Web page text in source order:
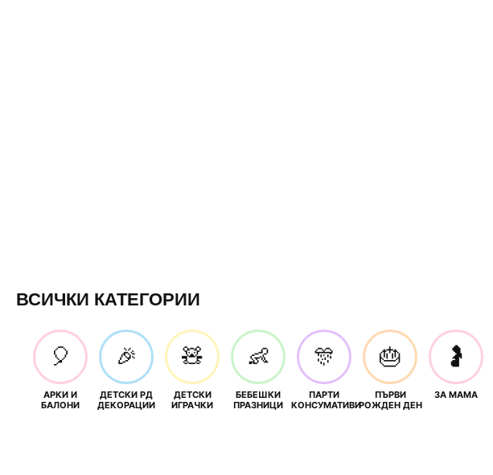
ВСИЧКИ КАТЕГОРИИ
🎈
АРКИ И
БАЛОНИ
🎉
ДЕТСКИ РД
ДЕКОРАЦИИ
🧸
ДЕТСКИ
ИГРАЧКИ
👶
БЕБЕШКИ
ПРАЗНИЦИ
🎊
ПАРТИ
КОНСУМАТИВИ
🎂
ПЪРВИ
РОЖДЕН ДЕН
🤰
ЗА МАМА